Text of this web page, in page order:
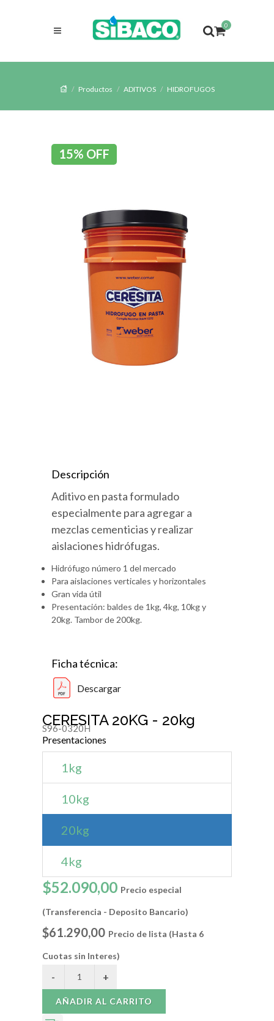
0
Productos ADITIVOS HIDROFUGOS
15% OFF
Descripción
Aditivo en pasta formulado
especialmente para agregar a
mezclas cementicias y realizar
aislaciones hidrófugas.
Hidrófugo número 1 del mercado
Para aislaciones verticales y horizontales
Gran vida útil
Presentación: baldes de 1kg, 4kg, 10kg y
20kg. Tambor de 200kg.
Ficha técnica:
Descargar
CERESITA 20KG - 20kg
S96-0320H
Presentaciones
1kg
10kg
20kg
4kg
$52.090,00 Precio especial
(Transferencia - Deposito Bancario)
$61.290,00 Precio de lista (Hasta 6
Cuotas sin Interes)
AÑADIR AL CARRITO